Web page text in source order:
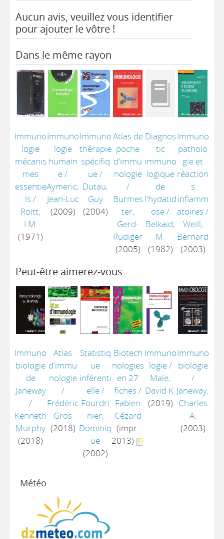
Aucun avis, veuillez vous identifier
pour ajouter le vôtre !
Dans le même rayon
Immuno
logie
mécanis
mes
essentie
ls /
Roitt,
I.M.
(1971)
Immuno
logie
humain
e/
Aymeric,
Jean-Luc
(2009)
Immuno
thérapie
spécifiq
ue/
Dutau,
Guy
(2004)
Atlas de
poche
d'immu
nologie
/
Burmes
ter,
Gerd-
Rüdiger
(2005)
Diagnos
tic
immuno
logique
de
l'hydatid
ose/
Belkaid,
M.
(1982)
Immuno
patholo
gie et
réaction
s
inflamm
atoires /
Weill,
Bernard
(2003)
Peut-être aimerez-vous
Immuno
biologie
de
Janeway
/
Kenneth
Murphy
(2018)
Atlas
d'immu
nologie
/
Frédéric
Gros
(2018)
Statistiq
ue
inférenti
elle/
Fourdri
nier,
Dominiq
ue
(2002)
Biotech
nologies
en 27
fiches /
Fabien
Cézard
(impr.
2013)
Immuno
logie/
Male,
David K.
(2019)
Immuno
biologie
/
Janeway,
Charles
A.
(2003)
Météo